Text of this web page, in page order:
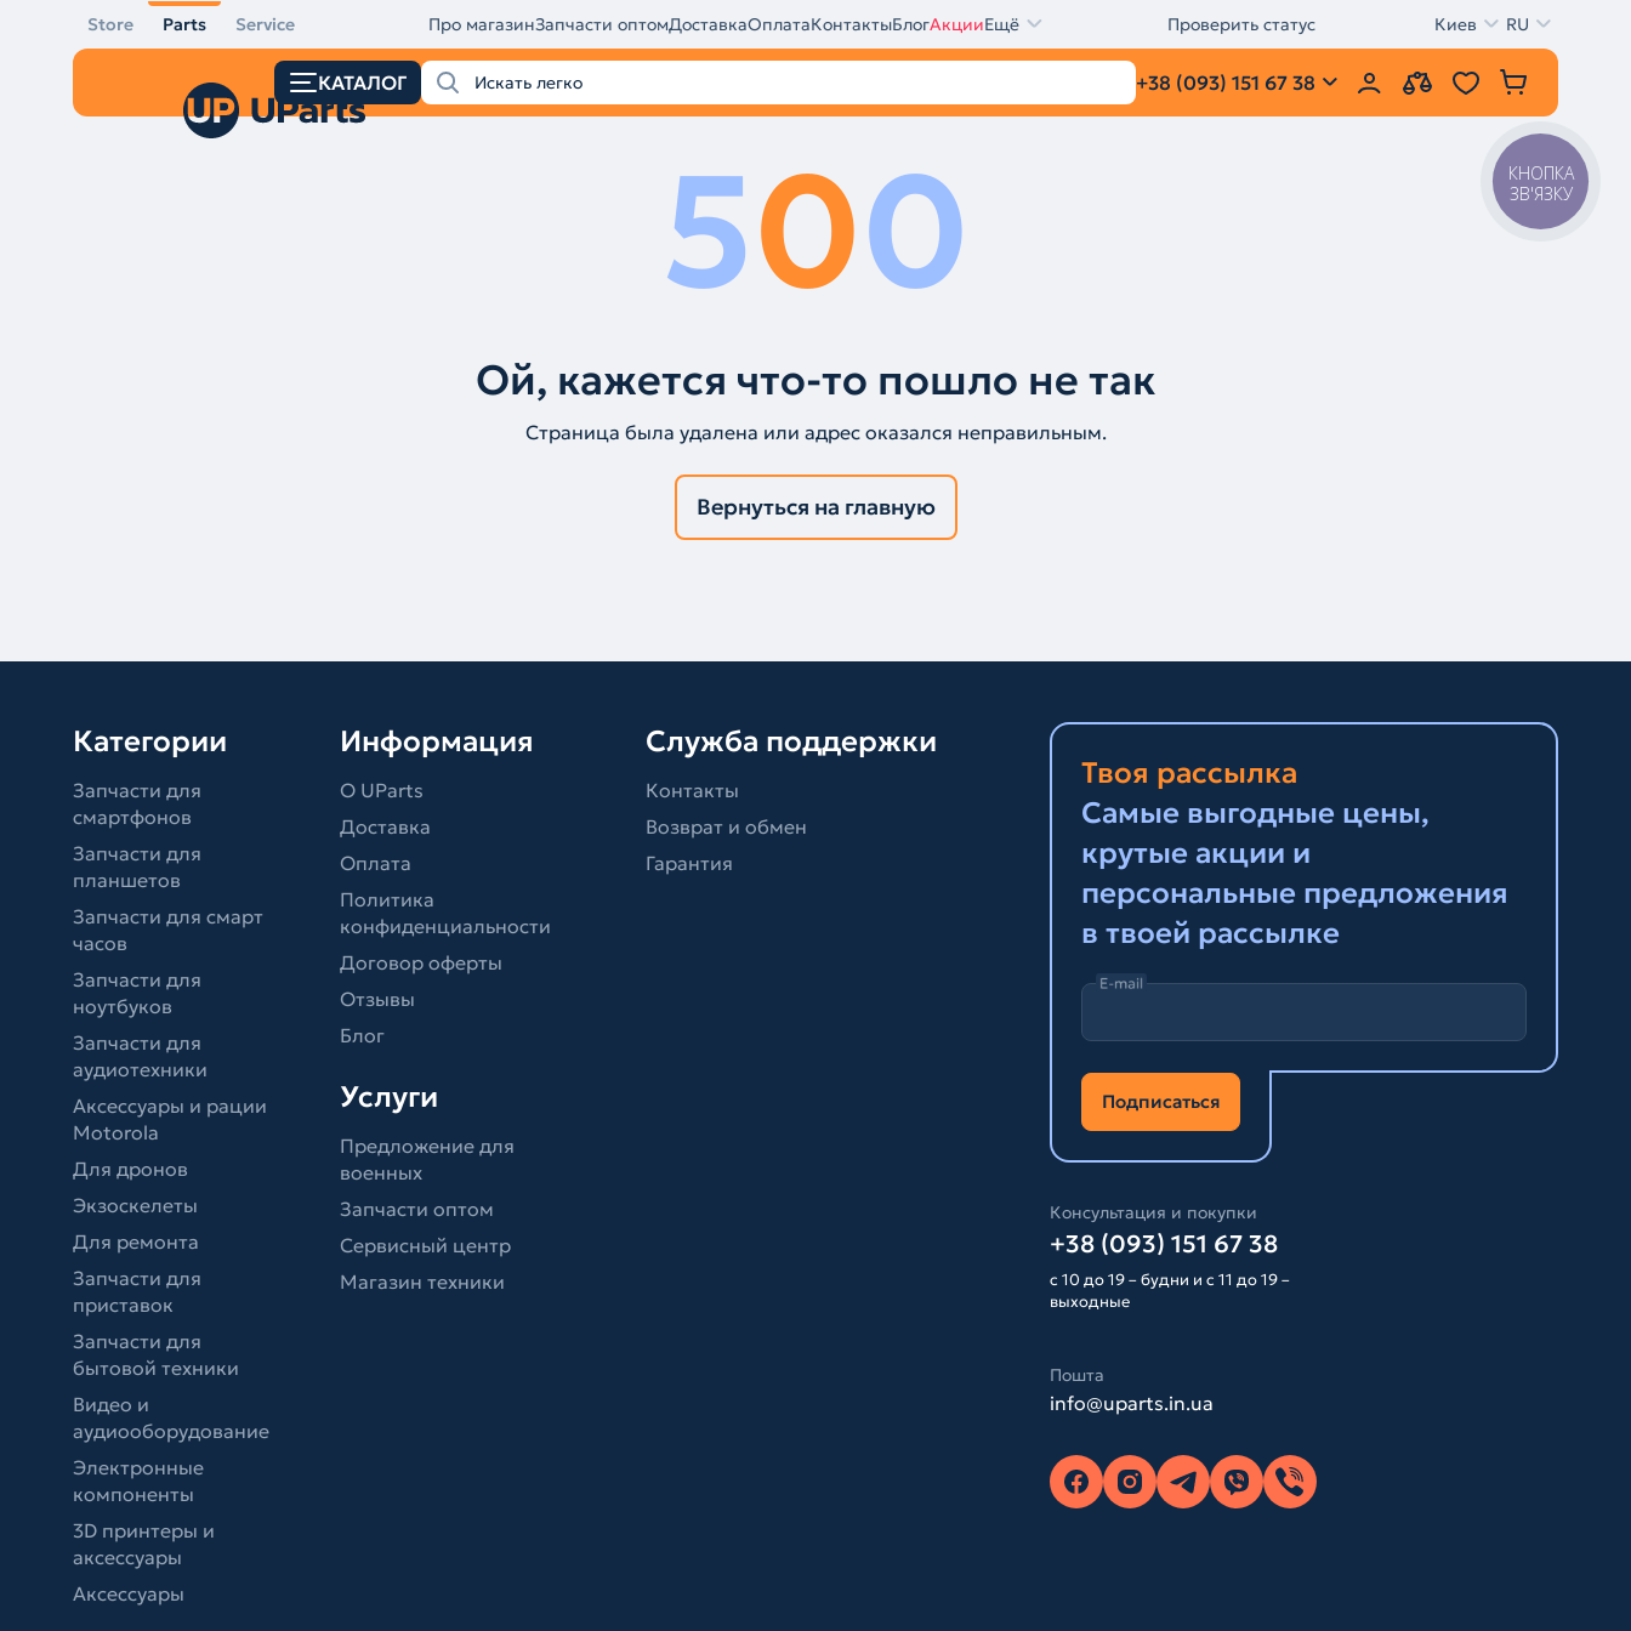
Store Parts Service Про магазинЗапчасти оптомДоставкаОплатаКонтактыБлогАкцииЕщё Проверить статус Киев RU
КАТАЛОГ +38 (093) 151 67 38
500
Ой, кажется что-то пошло не так
Страница была удалена или адрес оказался неправильным.
Вернуться на главную
Категории
Запчасти для
смартфонов
Запчасти для
планшетов
Запчасти для смарт
часов
Запчасти для
ноутбуков
Запчасти для
аудиотехники
Аксессуары и рации
Motorola
Для дронов
Экзоскелеты
Для ремонта
Запчасти для
приставок
Запчасти для
бытовой техники
Видео и
аудиооборудование
Электронные
компоненты
3D принтеры и
аксессуары
Аксессуары
Информация
О UParts
Доставка
Оплата
Политика
конфиденциальности
Договор оферты
Отзывы
Блог
Услуги
Предложение для
военных
Запчасти оптом
Сервисный центр
Магазин техники
Служба поддержки
Контакты
Возврат и обмен
Гарантия
Твоя рассылка
Самые выгодные цены,
крутые акции и
персональные предложения
в твоей рассылке
E-mail
Подписаться
Консультация и покупки
+38 (093) 151 67 38
с 10 до 19 – будни и с 11 до 19 –
выходные
Пошта
info@uparts.in.ua
КНОПКА
ЗВ'ЯЗКУ